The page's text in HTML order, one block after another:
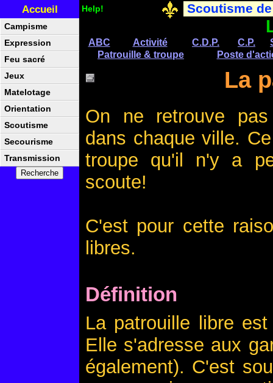
Accueil Help! Scoutisme
ABC Activité C.D.P. C.P.
Patrouille & troupe
Poste
La
On ne retrouve
dans chaque ville.
troupe qu'il n'y a
scoute!
C'est pour cette
libres.
Définition
La patrouille libre
Elle s'adresse aux
également). C'est
Campisme
Expression
Feu sacré
Jeux
Matelotage
Orientation
Scoutisme
Secourisme
Transmission